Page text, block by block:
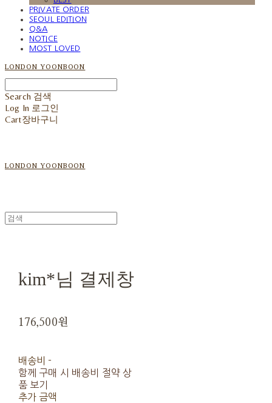
PRIVATE ORDER
SEOUL EDITION
Q&A
NOTICE
MOST LOVED
LONDON YOONBOON
Search 검색
Log In 로그인
Cart장바구니
LONDON YOONBOON
kim*님 결제창
176,500원
배송비 -
함께 구매 시 배송비 절약 상
품 보기
추가 금액